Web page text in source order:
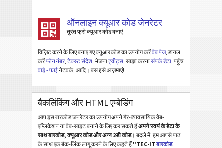
ऑनलाइन क्यूआर कोड जेनरेटर
तुरंत फ्री क्यूआर कोड बनाएं
विज़िट करने के लिए बनाए गए क्यूआर कोड का उपयोग करेंवेब पेज, डायल
करेंफोन नंबर, टेक्स्ट संदेश , भेजनाट्वीट्स , साझा करनासंपर्क डेटा , पहुँच
वाई - फाईनेटवर्क, आदि। बस इसे आज़माएं!
बैकलिंकिंग और HTML एम्बेडिंग
आप इस बारकोड जनरेटर का उपयोग अपने गैर-व्यावसायिक वेब-
एप्लिकेशन या वेब-साइट बनाने के लिए कर सकते हैंअपने स्वयं के डेटा के
साथ बारकोड, क्यूआर कोड और अन्य 2डी कोड। बदले में, हम आपसे पाठ
के साथ एक बैक-लिंक लागू करने के लिए कहते हैं"TEC-IT बारकोड